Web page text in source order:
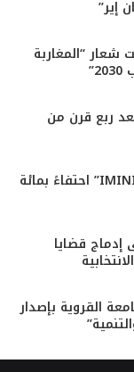
إير”
شعار “المغاربة
ربع قرن من
أكادير تحتضن الدورة الرابعة لمهرجان “IMINIG” احتفاءً بمائة
إدماج قضايا
القروية بإصدار